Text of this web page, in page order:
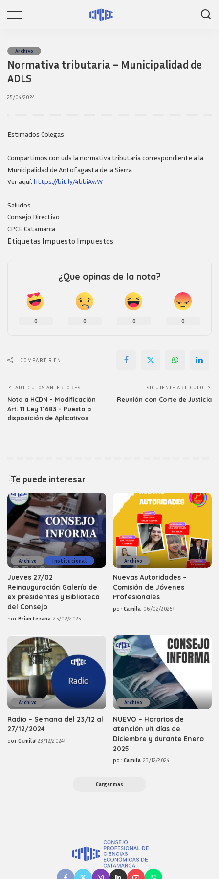
Archivo
Normativa tributaria – Municipalidad de
ADLS
25/04/2024
Estimados Colegas
Compartimos con uds la normativa tributaria correspondiente a la
Municipalidad de Antofagasta de la Sierra
Ver aquí: https://bit.ly/4bbiAwW
Saludos
Consejo Directivo
CPCE Catamarca
Etiquetas Impuesto Impuestos
¿Que opinas de la nota?
0 0 0 0
COMPARTIR EN
ARTICULOS ANTERIORES
Nota a HCDN – Modificación
Art. 11 Ley 11683 – Puesta a
disposición de Aplicativos
SIGUIENTE ARTICULO
Reunión con Corte de Justicia
Te puede interesar
Archivo Institucional
Jueves 27/02
Reinauguración Galería de
ex presidentes y Biblioteca
del Consejo
Posted
por Brian Lezana 25/02/2025
Archivo
Nuevas Autoridades –
Comisión de Jóvenes
Profesionales
Posted
por Camila 06/02/2025
Archivo
Radio – Semana del 23/12 al
27/12/2024
Posted
por Camila 23/12/2024
Archivo
NUEVO – Horarios de
atención ult días de
Diciembre y durante Enero
2025
Posted
por Camila 23/12/2024
Cargar mas